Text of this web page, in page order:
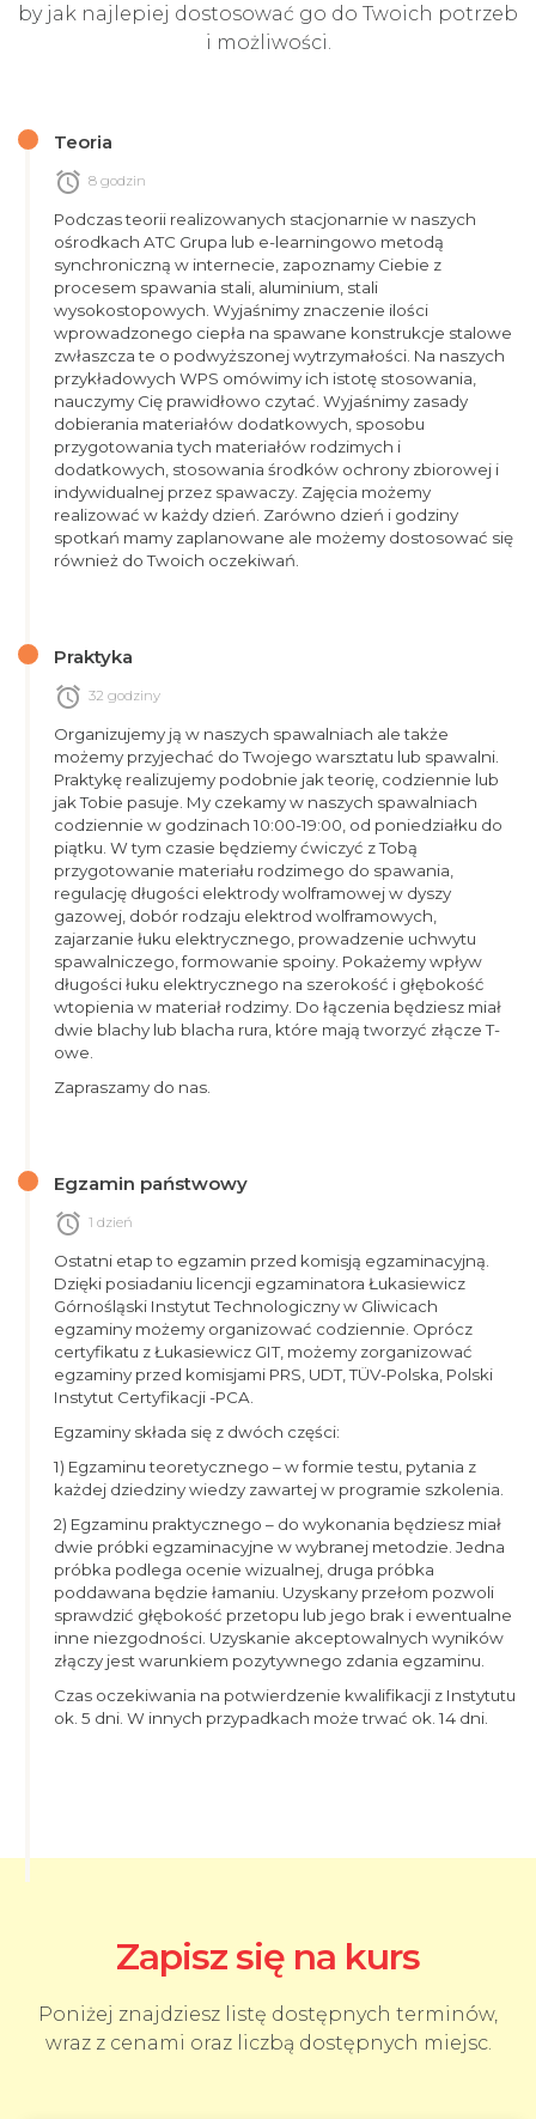
by jak najlepiej dostosować go do Twoich potrzeb
i możliwości.
Teoria
alarm 8 godzin
Podczas teorii realizowanych stacjonarnie w naszych
ośrodkach ATC Grupa lub e-learningowo metodą
synchroniczną w internecie, zapoznamy Ciebie z
procesem spawania stali, aluminium, stali
wysokostopowych. Wyjaśnimy znaczenie ilości
wprowadzonego ciepła na spawane konstrukcje stalowe
zwłaszcza te o podwyższonej wytrzymałości. Na naszych
przykładowych WPS omówimy ich istotę stosowania,
nauczymy Cię prawidłowo czytać. Wyjaśnimy zasady
dobierania materiałów dodatkowych, sposobu
przygotowania tych materiałów rodzimych i
dodatkowych, stosowania środków ochrony zbiorowej i
indywidualnej przez spawaczy. Zajęcia możemy
realizować w każdy dzień. Zarówno dzień i godziny
spotkań mamy zaplanowane ale możemy dostosować się
również do Twoich oczekiwań.
Praktyka
alarm 32 godziny
Organizujemy ją w naszych spawalniach ale także
możemy przyjechać do Twojego warsztatu lub spawalni.
Praktykę realizujemy podobnie jak teorię, codziennie lub
jak Tobie pasuje. My czekamy w naszych spawalniach
codziennie w godzinach 10:00-19:00, od poniedziałku do
piątku. W tym czasie będziemy ćwiczyć z Tobą
przygotowanie materiału rodzimego do spawania,
regulację długości elektrody wolframowej w dyszy
gazowej, dobór rodzaju elektrod wolframowych,
zajarzanie łuku elektrycznego, prowadzenie uchwytu
spawalniczego, formowanie spoiny. Pokażemy wpływ
długości łuku elektrycznego na szerokość i głębokość
wtopienia w materiał rodzimy. Do łączenia będziesz miał
dwie blachy lub blacha rura, które mają tworzyć złącze T-
owe.
Zapraszamy do nas.
Egzamin państwowy
alarm 1 dzień
Ostatni etap to egzamin przed komisją egzaminacyjną.
Dzięki posiadaniu licencji egzaminatora Łukasiewicz
Górnośląski Instytut Technologiczny w Gliwicach
egzaminy możemy organizować codziennie. Oprócz
certyfikatu z Łukasiewicz GIT, możemy zorganizować
egzaminy przed komisjami PRS, UDT, TÜV-Polska, Polski
Instytut Certyfikacji -PCA.
Egzaminy składa się z dwóch części:
1) Egzaminu teoretycznego – w formie testu, pytania z
każdej dziedziny wiedzy zawartej w programie szkolenia.
2) Egzaminu praktycznego – do wykonania będziesz miał
dwie próbki egzaminacyjne w wybranej metodzie. Jedna
próbka podlega ocenie wizualnej, druga próbka
poddawana będzie łamaniu. Uzyskany przełom pozwoli
sprawdzić głębokość przetopu lub jego brak i ewentualne
inne niezgodności. Uzyskanie akceptowalnych wyników
złączy jest warunkiem pozytywnego zdania egzaminu.
Czas oczekiwania na potwierdzenie kwalifikacji z Instytutu
ok. 5 dni. W innych przypadkach może trwać ok. 14 dni.
Zapisz się na kurs
Poniżej znajdziesz listę dostępnych terminów,
wraz z cenami oraz liczbą dostępnych miejsc.